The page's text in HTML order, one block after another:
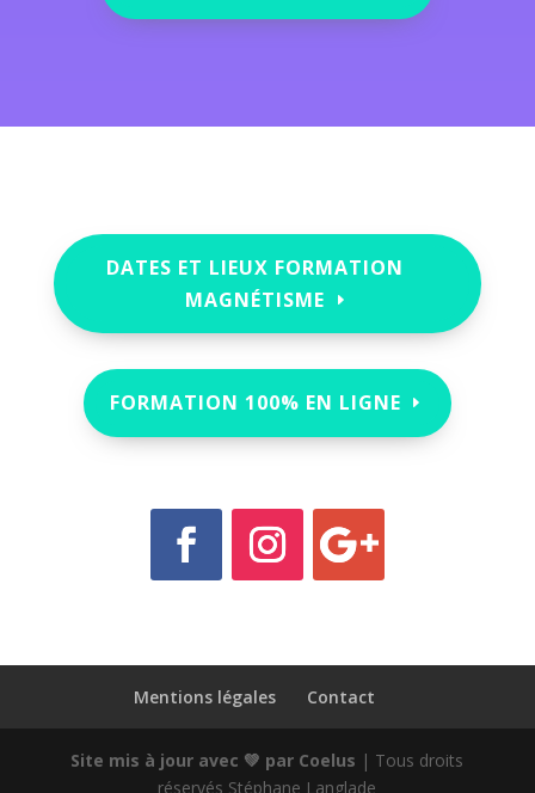
DATES ET LIEUX FORMATION
MAGNÉTISME
FORMATION 100% EN LIGNE
Mentions légales Contact
Site mis à jour avec 💚 par Coelus | Tous droits
réservés Stéphane Langlade